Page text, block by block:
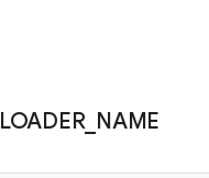
LOADER_ NAME